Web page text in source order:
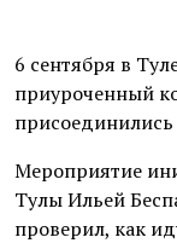
6 сентября в
приуроченный
Мероприятие
Тулы Ильей
проверил, как